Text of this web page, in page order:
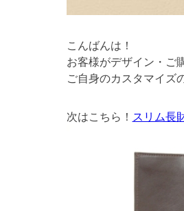
こんばんは！
お客様がデザイン・ご
ご自身のカスタマイズ
次はこちら！ スリム長